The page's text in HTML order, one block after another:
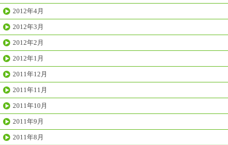
2012年4月
2012年3月
2012年2月
2012年1月
2011年12月
2011年11月
2011年10月
2011年9月
2011年8月